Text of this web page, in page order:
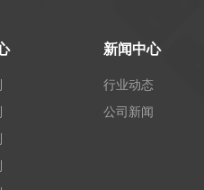
新闻中心
行业动态
公司新闻